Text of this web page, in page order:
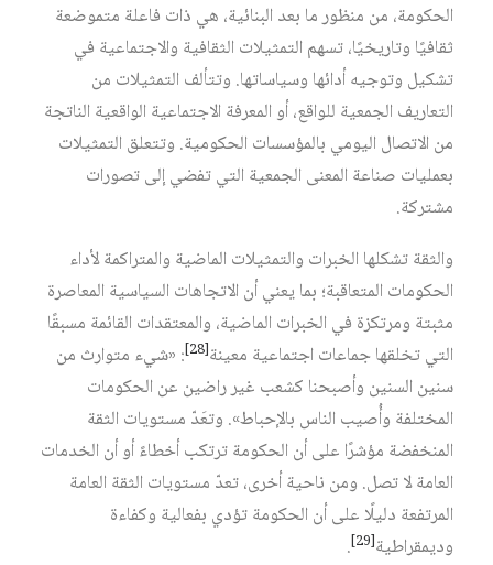
الحكومة، من منظور ما بعد البنائية، هي ذات فاعلة متموضعة
ثقافيًا وتاريخيًا، تسهم التمثيلات الثقافية والاجتماعية في
تشكيل وتوجيه أدائها وسياساتها. وتتألف التمثيلات من
التعاريف الجمعية للواقع، أو المعرفة الاجتماعية الواقعية الناتجة
من الاتصال اليومي بالمؤسسات الحكومية. وتتعلق التمثيلات
بعمليات صناعة المعنى الجمعية التي تفضي إلى تصورات
مشتركة.
والثقة تشكلها الخبرات والتمثيلات الماضية والمتراكمة لأداء
الحكومات المتعاقبة؛ بما يعني أن الاتجاهات السياسية المعاصرة
مثبتة ومرتكزة في الخبرات الماضية، والمعتقدات القائمة مسبقًا
التي تخلقها جماعات اجتماعية معينة[28]
: «شيء متوارث من
سنين السنين وأصبحنا كشعب غير راضين عن الحكومات
المختلفة وأُصيب الناس بالإحباط». وتعَدّ مستويات الثقة
المنخفضة مؤشرًا على أن الحكومة ترتكب أخطاءً أو أن الخدمات
العامة لا تصل. ومن ناحية أخرى، تعدّ مستويات الثقة العامة
المرتفعة دليلًا على أن الحكومة تؤدي بفعالية وكفاءة
وديمقراطية[29]
.